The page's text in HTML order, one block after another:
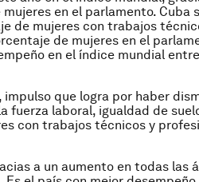
en el parlamento. Cuba
de mujeres con trabajos
de mujeres en el
en el índice mundial
que logra por haber
fuerza laboral, igualdad de
con trabajos técnicos y
a un aumento en todas las